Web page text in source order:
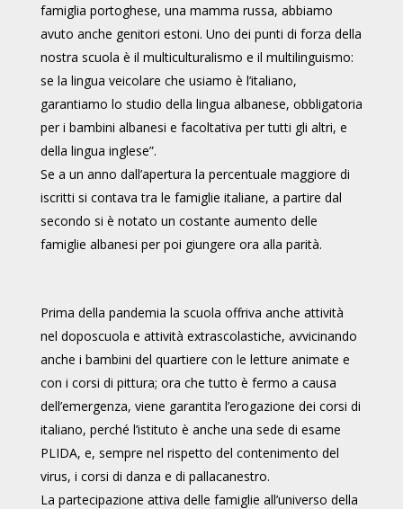
famiglia portoghese, una mamma russa, abbiamo
avuto anche genitori estoni. Uno dei punti di forza della
nostra scuola è il multiculturalismo e il multilinguismo:
se la lingua veicolare che usiamo è l’italiano,
garantiamo lo studio della lingua albanese, obbligatoria
per i bambini albanesi e facoltativa per tutti gli altri, e
della lingua inglese”.
Se a un anno dall’apertura la percentuale maggiore di
iscritti si contava tra le famiglie italiane, a partire dal
secondo si è notato un costante aumento delle
famiglie albanesi per poi giungere ora alla parità.
Prima della pandemia la scuola offriva anche attività
nel doposcuola e attività extrascolastiche, avvicinando
anche i bambini del quartiere con le letture animate e
con i corsi di pittura; ora che tutto è fermo a causa
dell’emergenza, viene garantita l’erogazione dei corsi di
italiano, perché l’istituto è anche una sede di esame
PLIDA, e, sempre nel rispetto del contenimento del
virus, i corsi di danza e di pallacanestro.
La partecipazione attiva delle famiglie all’universo della